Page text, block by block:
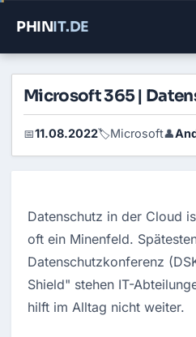
PHINIT.DE
Microsoft 365 |
📅11.08.2022🏷️Microsoft👤
Datenschutz in der Cloud
oft ein Minenfeld.
Datenschutzkonferenz
Shield" stehen IT-
hilft im Alltag nicht weiter.